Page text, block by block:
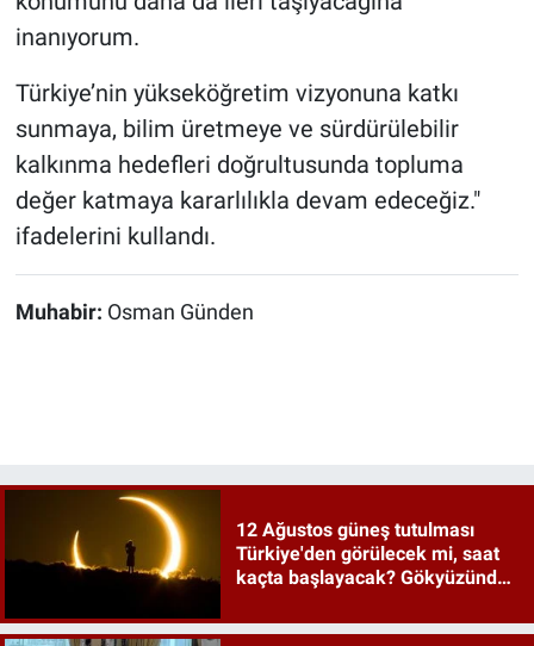
inanıyorum.
Türkiye’nin yükseköğretim vizyonuna katkı
sunmaya, bilim üretmeye ve sürdürülebilir
kalkınma hedefleri doğrultusunda topluma
değer katmaya kararlılıkla devam edeceğiz."
ifadelerini kullandı.
Muhabir: Osman Günden
12 Ağustos güneş tutulması
Türkiye'den görülecek mi, saat
kaçta başlayacak? Gökyüzünde